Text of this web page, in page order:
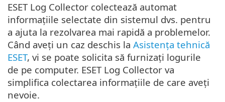
ESET Log Collector colectează automat
informațiile selectate din sistemul dvs. pentru
a ajuta la rezolvarea mai rapidă a problemelor.
Când aveți un caz deschis la Asistența tehnică
ESET, vi se poate solicita să furnizați logurile
de pe computer. ESET Log Collector va
simplifica colectarea informațiile de care aveți
nevoie.